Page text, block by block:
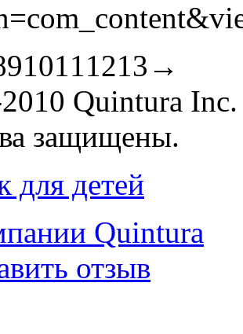
910111213 →
Quintura Inc.
защищены.
для детей
Quintura
отзыв